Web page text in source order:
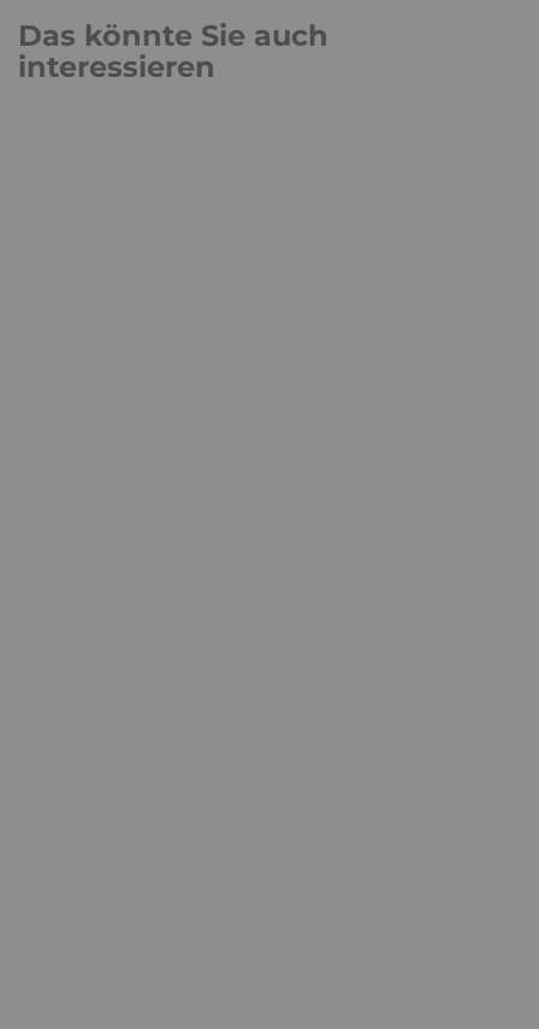
Das könnte Sie auch
interessieren